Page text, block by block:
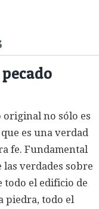
original no sólo es
es una verdad
fe. Fundamental
las verdades sobre
todo el edificio de
piedra, todo el